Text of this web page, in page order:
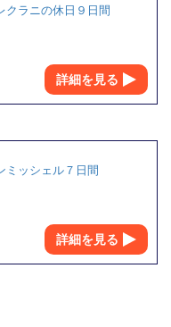
クラニの休日９日間
詳細を見る
ミッシェル７日間
詳細を見る